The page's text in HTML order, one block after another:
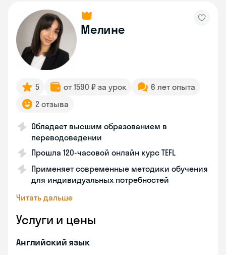
Мелине
5 от 1590 ₽ за урок
6 лет опыта
2 отзыва
Обладает высшим образованием в
переводоведении
Прошла 120-часовой онлайн курс TEFL
Применяет современные методики обучения
для индивидуальных потребностей
Читать дальше
Услуги и цены
Английский язык